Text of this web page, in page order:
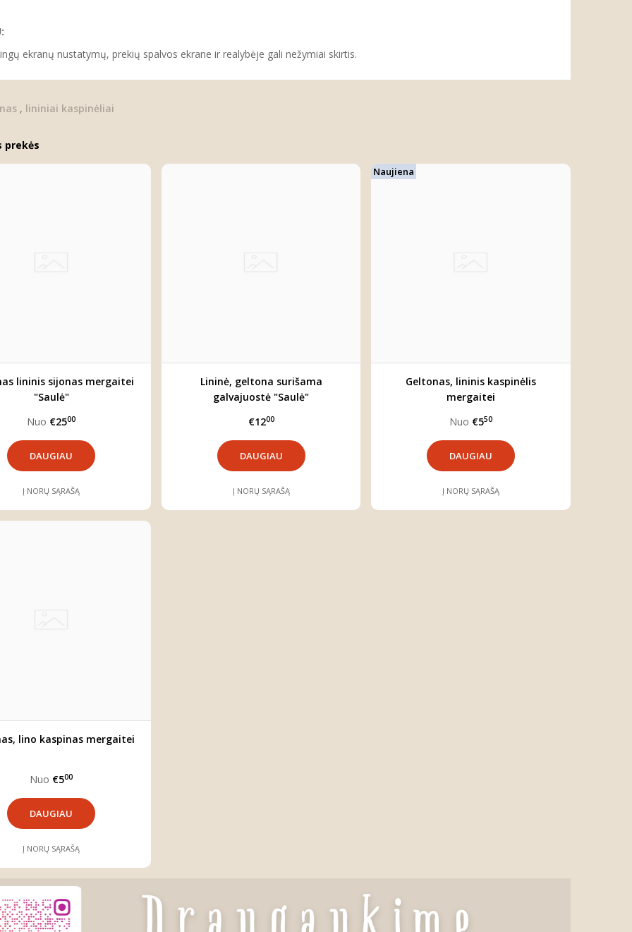
ekranų nustatymų, prekių spalvos ekrane ir realybėje gali nežymiai skirtis.
, lininiai kaspinėliai
prekės
lininis sijonas mergaitei
"Saulė"
Nuo €2500
DAUGIAU
Į NORŲ SĄRAŠĄ
Lininė, geltona surišama
galvajuostė "Saulė"
€1200
DAUGIAU
Į NORŲ SĄRAŠĄ
Naujiena
Geltonas, lininis kaspinėlis
mergaitei
Nuo €550
DAUGIAU
Į NORŲ SĄRAŠĄ
lino kaspinas mergaitei
Nuo €500
DAUGIAU
Į NORŲ SĄRAŠĄ